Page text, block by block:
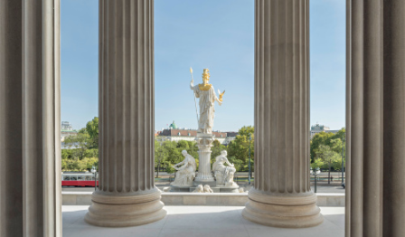
Startseite des österreichischen